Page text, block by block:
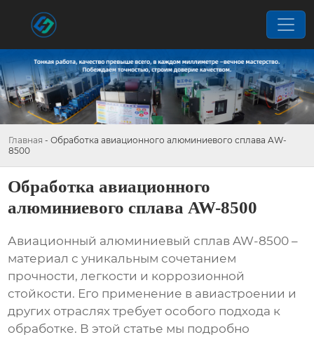
Главная - Обработка авиационного алюминиевого сплава AW-
8500
Обработка авиационного
алюминиевого сплава AW-8500
Авиационный алюминиевый сплав AW-8500 –
материал с уникальным сочетанием
прочности, легкости и коррозионной
стойкости. Его применение в авиастроении и
других отраслях требует особого подхода к
обработке. В этой статье мы подробно